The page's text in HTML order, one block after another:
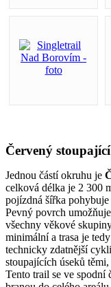
Červený
Jednou částí okruhu je
celková délka je 2 300
pojízdná šířka
Pevný povrch
všechny věkové
minimální a trasa je
technicky zdatnější
stoupajících úseků
Tento trail se ve spodní